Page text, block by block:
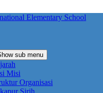
sub menu
Misi
Organisasi
Sirih